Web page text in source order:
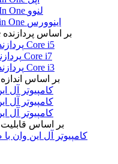
کامپیوتر All In One لنوو
کامپیوتر All in One اینوورس
کامپیوتر All in One بر اساس پردازنده
All in One پردازنده Core i5
All in one پردازنده Core i7
All in One پردازنده Core i3
کامپیوتر All in one بر اساس اندازه
کامپیوتر آل این
کامپیوتر آل این
کامپیوتر آل این
کامپیوتر All in one بر اساس قابلیت
کامپیوتر آل این وان